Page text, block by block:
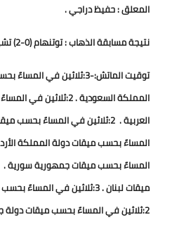
المعلق : حفيظ دراجي .
نتيجة مسابقة الذهاب : توتنهام (0-2) تشيلسي.
توقيت الماتش:- 3:ثلاثين في المساءً
المملكة السعودية .
ميقات لبنان . 3:ثلاثين في